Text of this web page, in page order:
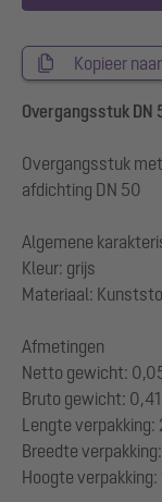
Kopieer
Overgangsstuk DN
Overgangsstuk
afdichting DN 50
Algemene
Kleur: grijs
Materiaal:
Afmetingen
Netto gewicht:
Bruto gewicht: 0,41
Lengte verpakking:
Breedte